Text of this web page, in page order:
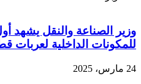
وزير الصناعة والنقل يشهد
للمكونات الداخلية لعربات
24 مارس، 2025